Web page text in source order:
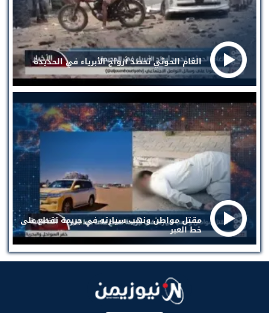
الغام الحوثي تحصد أرواح الأبرياء في الحديدة
مقتل مواطن ونهب سيارته في جريمة تقطع على
خط العبر